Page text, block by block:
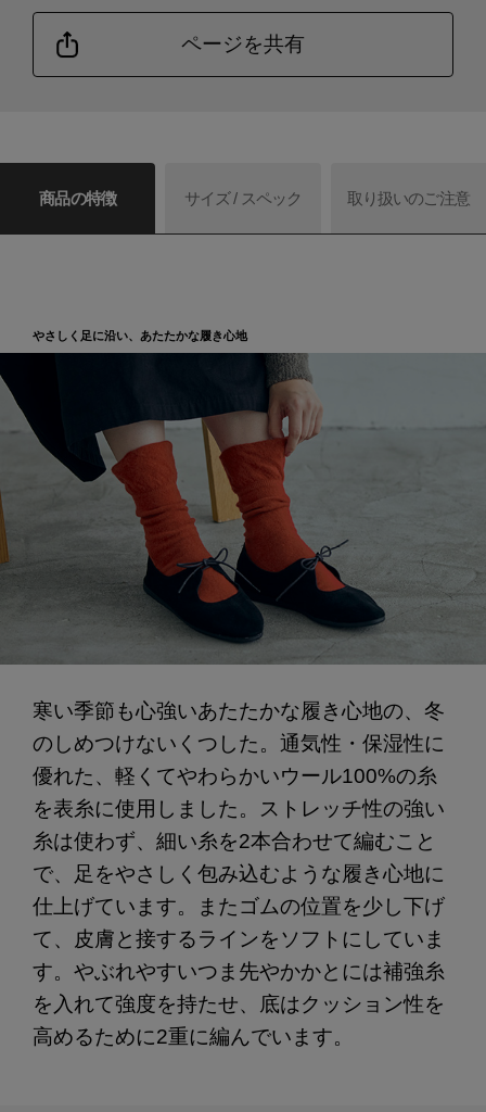
ページを共有
商品の特徴 サイズ / スペック 取り扱いのご注意
やさしく足に沿い、あたたかな履き心地
寒い季節も心強いあたたかな履き心地の、冬
のしめつけないくつした。通気性・保湿性に
優れた、軽くてやわらかいウール100%の糸
を表糸に使用しました。ストレッチ性の強い
糸は使わず、細い糸を2本合わせて編むこと
で、足をやさしく包み込むような履き心地に
仕上げています。またゴムの位置を少し下げ
て、皮膚と接するラインをソフトにしていま
す。やぶれやすいつま先やかかとには補強糸
を入れて強度を持たせ、底はクッション性を
高めるために2重に編んでいます。